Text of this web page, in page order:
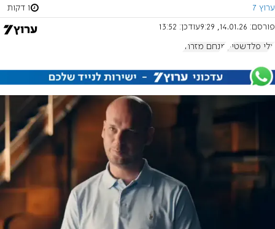
ערוץ 7 1 דקות
פורסם: 14.01.26, 9:29 עודכן: 13:52
אלי פלדשטיין מנחם מזרחי